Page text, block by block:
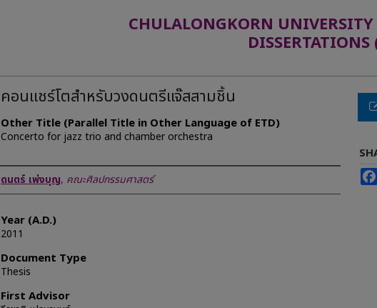
CHULALONGKORN UNIVERSITY
คอนเเชร์โตสำหรับวงดนตรีแจ๊สสามชิ้น
Other Title (Parallel Title in Other Language of ETD)
Concerto for jazz trio and chamber orchestra
Author
ดนตร์ เพ่งบุญ, คณะศิลปกรรมศาสตร์
Year (A.D.)
2011
Document Type
Thesis
First Advisor